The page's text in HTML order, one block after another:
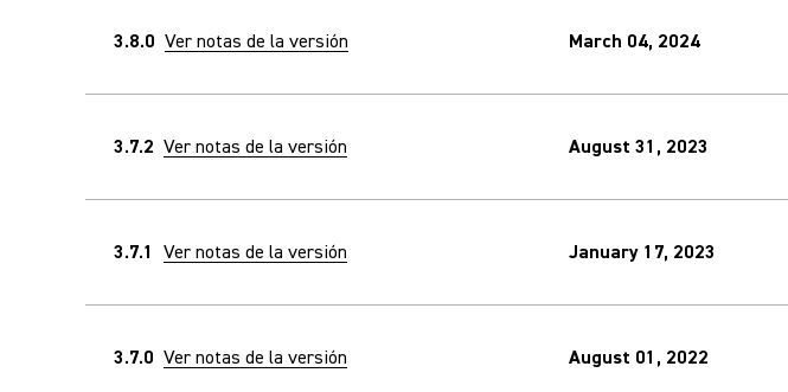
3.8.0 Ver notas de la versión March 04, 2024
3.7.2 Ver notas de la versión August 31, 2023
3.7.1 Ver notas de la versión January 17, 2023
3.7.0 Ver notas de la versión August 01, 2022